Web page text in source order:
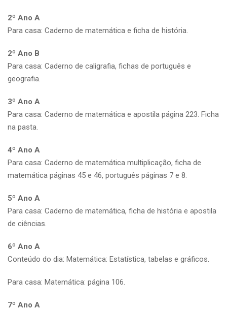
2º Ano A
Para casa: Caderno de matemática e ficha de história.
2º Ano B
Para casa: Caderno de caligrafia, fichas de português e
geografia.
3º Ano A
Para casa: Caderno de matemática e apostila página 223. Ficha
na pasta.
4º Ano A
Para casa: Caderno de matemática multiplicação, ficha de
matemática páginas 45 e 46, português páginas 7 e 8.
5º Ano A
Para casa: Caderno de matemática, ficha de história e apostila
de ciências.
6º Ano A
Conteúdo do dia: Matemática: Estatística, tabelas e gráficos.
Para casa: Matemática: página 106.
7º Ano A